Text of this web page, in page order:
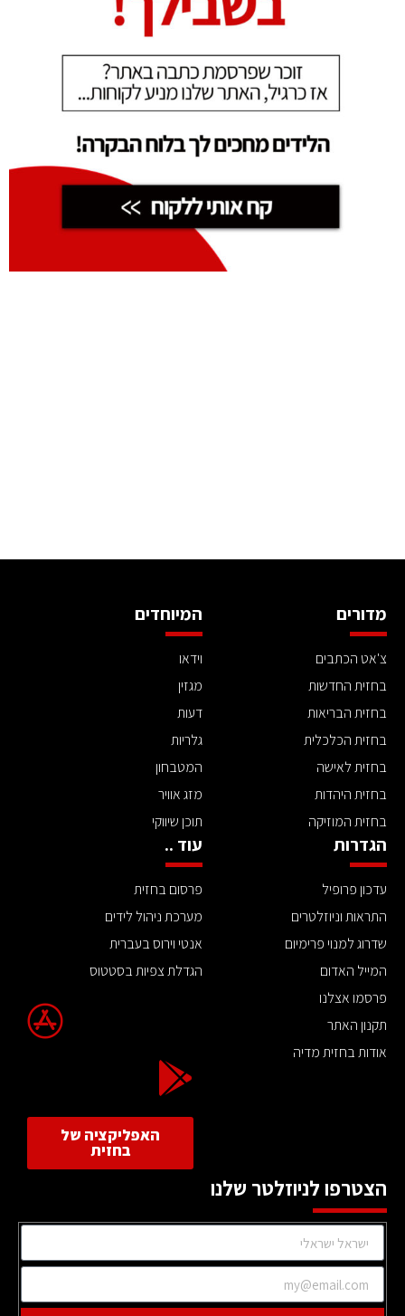
מדורים
צ'אט הכתבים
בחזית החדשות
בחזית הבריאות
בחזית הכלכלית
בחזית לאישה
בחזית היהדות
בחזית המוזיקה
המיוחדים
וידאו
מגזין
דעות
גלריות
המטבחון
מזג אוויר
תוכן שיווקי
הגדרות
עדכון פרופיל
התראות וניוזלטרים
שדרוג למנוי פרימיום
המייל האדום
פרסמו אצלנו
תקנון האתר
אודות בחזית מדיה
עוד ..
פרסום בחזית
מערכת ניהול לידים
אנטי וירוס בעברית
הגדלת צפיות בסטטוס
האפליקציה של
בחזית
הצטרפו לניוזלטר שלנו